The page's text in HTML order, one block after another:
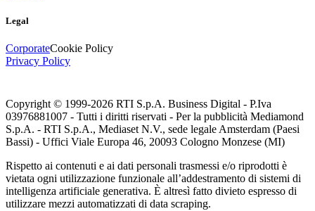
Legal
CorporateCookie Policy
Privacy Policy
Copyright © 1999-2026 RTI S.p.A. Business Digital - P.Iva
03976881007 - Tutti i diritti riservati - Per la pubblicità Mediamond
S.p.A. - RTI S.p.A., Mediaset N.V., sede legale Amsterdam (Paesi
Bassi) - Uffici Viale Europa 46, 20093 Cologno Monzese (MI)
Rispetto ai contenuti e ai dati personali trasmessi e/o riprodotti è
vietata ogni utilizzazione funzionale all’addestramento di sistemi di
intelligenza artificiale generativa. È altresì fatto divieto espresso di
utilizzare mezzi automatizzati di data scraping.